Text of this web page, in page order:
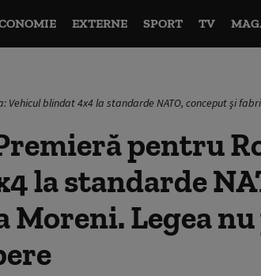
EXTERNE SPORT TV
Vehicul blindat 4x4 la standarde NATO, conceput şi
pentru
la standarde
Moreni. Legea